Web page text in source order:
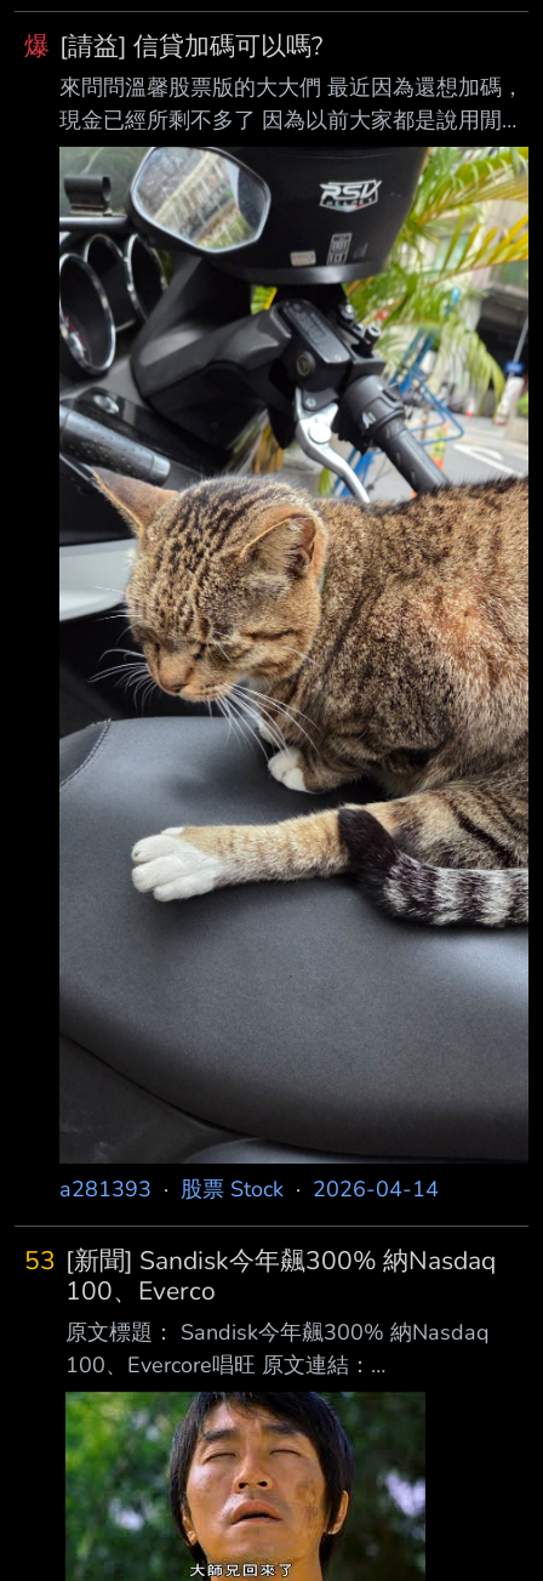
的限制會導致相似度變高 可以發現主動市ETF會
有個甜蜜
布時間： 2026年4月15日週三 上午11:38 記者
署名： 陳依旻｜Yahoo財經特派記者 原文內
容： 擁有44.93萬受益人的元大台灣價值高息
（00940）掛牌以來的表現可謂一路多舛，近期
睽 違近兩個月再度站回10元發行價，今（15）
日盤中最高觸及10.03元，追平今年2月26日的
盤中高點紀
爆 [請益] 信貸加碼可以嗎?
來問問溫馨股票版的大大們 最近因為還想加碼，
現金已經所剩不多了 因為以前大家都是說用閒錢
投資，千萬不要借錢投資 現在又流行生命週期投
資法，年輕可以開一些槓桿之類的 在想要不要信
貸一點錢出來再分批打入市場 現在目前問到利率
2.85% 問了一下身邊的同事，他說信貸利率有機
會比房貸利率低 他建議我可以再多問幾間 可是
現在房貸利率已經升到2.5%了捏? 我現在猶豫的
點，就是自己有沒有那個勇氣貸下去 然後還是要
繼續維持用閒錢投資的宗旨@@ 星期五要回復信
貸專員...最終決定 附上住在家裡附近的流浪小花
貓 感謝版上的
a281393 · 股票 Stock · 2026-04-14
53 [新聞] Sandisk今年飆300% 納Nasdaq
100、Everco
原文標題： Sandisk今年飆300% 納Nasdaq
100、Evercore唱旺 原文連結：
https://bit.ly/4tP42Na 發布時間： 2026-04-14
08:29:10 記者署名： MoneyDJ新聞 郭妍希 發佈
原文內容： 電腦儲存設備領導服務商Sandisk
Corp.在即將正式納入Nasdaq 100指數、分析師
唱旺的 激勵下，股價再次飆高、今(2025)年已
翻了四倍之多。 Seeking Alpha報導，Evercore